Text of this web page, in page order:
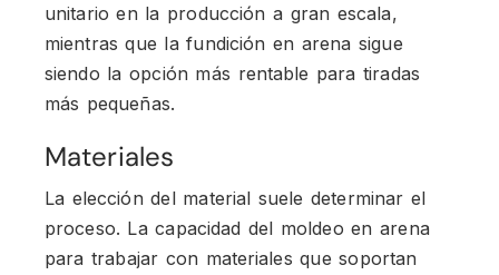
unitario en la producción a gran escala,
mientras que la fundición en arena sigue
siendo la opción más rentable para tiradas
más pequeñas.
Materiales
La elección del material suele determinar el
proceso. La capacidad del moldeo en arena
para trabajar con materiales que soportan